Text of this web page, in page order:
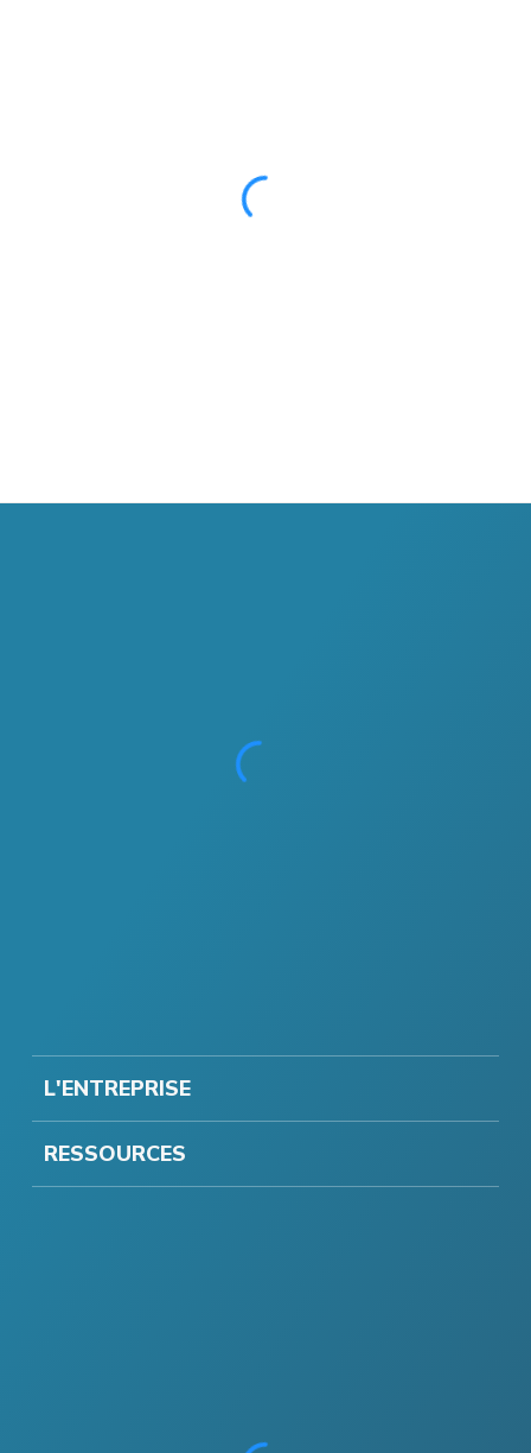
L'ENTREPRISE
RESSOURCES